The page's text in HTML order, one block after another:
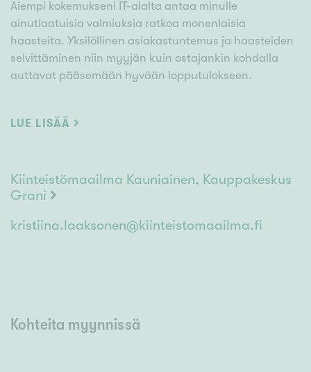
Aiempi kokemukseni IT-alalta antaa minulle
ainutlaatuisia valmiuksia ratkoa monenlaisia
haasteita. Yksilöllinen asiakastuntemus ja haasteiden
selvittäminen niin myyjän kuin ostajankin kohdalla
auttavat pääsemään hyvään lopputulokseen.
aluetuntemusta löytyy laajasti pääkaupunkialueelta.
LUE LISÄÄ
Kiinteistömaailma Kauniainen, Kauppakeskus
Grani
kristiina.laaksonen@kiinteistomaailma.fi
Kohteita myynnissä